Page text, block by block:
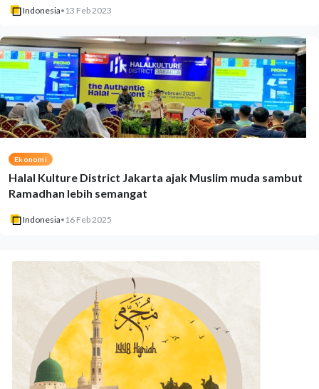
Indonesia• 13 Feb 2023
Ekonomi
Halal Kulture District Jakarta ajak Muslim muda sambut
Ramadhan lebih semangat
Indonesia• 16 Feb 2025